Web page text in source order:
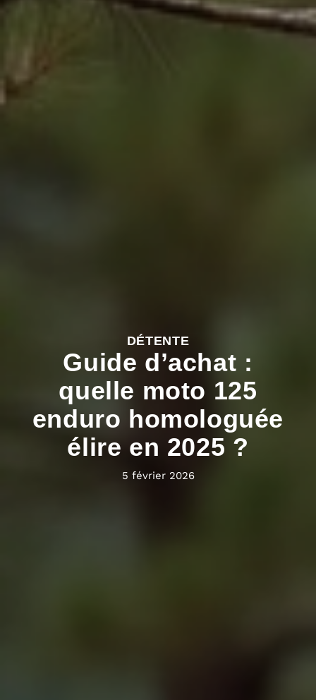
DÉTENTE
Guide d’achat :
quelle moto 125
enduro homologuée
élire en 2025 ?
5 février 2026